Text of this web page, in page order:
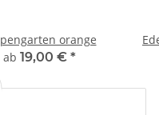
orange
ab 19,00 € *